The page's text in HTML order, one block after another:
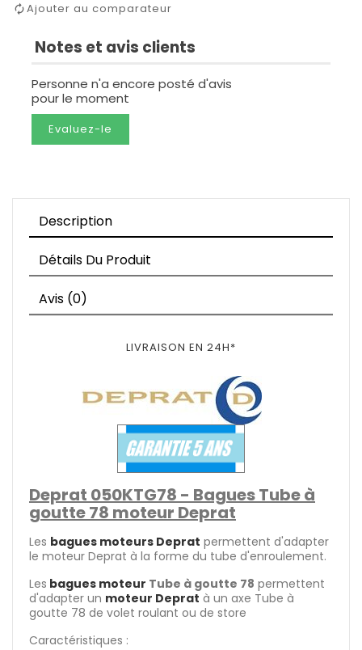
Ajouter au comparateur
Notes et avis clients
Personne n'a encore posté d'avis
pour le moment
Evaluez-le
Description
Détails Du Produit
Avis (0)
LIVRAISON EN 24H*
Deprat 050KTG78 - Bagues Tube à
goutte 78 moteur Deprat
Les bagues moteurs Deprat permettent d'adapter
le moteur Deprat à la forme du tube d'enroulement.
Les bagues moteur Tube à goutte 78 permettent
d'adapter un moteur Deprat à un axe Tube à
goutte 78 de volet roulant ou de store
Caractéristiques :